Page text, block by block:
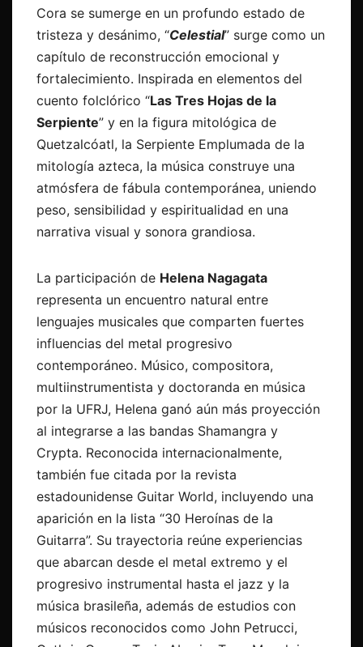
Cora se sumerge en un profundo estado de
tristeza y desánimo, “Celestial” surge como un
capítulo de reconstrucción emocional y
fortalecimiento. Inspirada en elementos del
cuento folclórico “Las Tres Hojas de la
Serpiente” y en la figura mitológica de
Quetzalcóatl, la Serpiente Emplumada de la
mitología azteca, la música construye una
atmósfera de fábula contemporánea, uniendo
peso, sensibilidad y espiritualidad en una
narrativa visual y sonora grandiosa.
La participación de Helena Nagagata
representa un encuentro natural entre
lenguajes musicales que comparten fuertes
influencias del metal progresivo
contemporáneo. Músico, compositora,
multiinstrumentista y doctoranda en música
por la UFRJ, Helena ganó aún más proyección
al integrarse a las bandas Shamangra y
Crypta. Reconocida internacionalmente,
también fue citada por la revista
estadounidense Guitar World, incluyendo una
aparición en la lista “30 Heroínas de la
Guitarra”. Su trayectoria reúne experiencias
que abarcan desde el metal extremo y el
progresivo instrumental hasta el jazz y la
música brasileña, además de estudios con
músicos reconocidos como John Petrucci,